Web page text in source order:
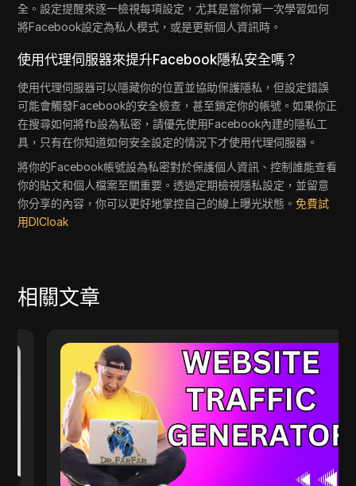
全。設定提醒來逐一檢視每項設定，尤其是當你第一次學習如何
將Facebook設定為私人模式，或是更新個人資訊時。
使用代理伺服器來提升Facebook隱私安全嗎？
使用代理伺服器可以隱藏你的位置並協助保護隱私，但設定錯誤
可能會觸發Facebook的安全檢查，甚至鎖定你的帳號。如果你正
在搜尋如何將fb設為私密，請優先使用Facebook內建的隱私工
具，只有在你知道如何安全設定的情況下才使用代理伺服器。
將你的Facebook帳號設為私密對於保護個人資訊、控制誰能查看
你的貼文和個人檔案至關重要。透過定期檢視隱私設定，並留意
你分享的內容，你可以更好地掌控自己的線上曝光狀態。免費試
用DICloak
相關文章